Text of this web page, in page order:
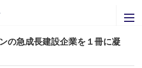
の急成長建設企業を１冊に凝